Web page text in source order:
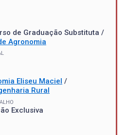
de Graduação Substituta /
Agronomia
Eliseu Maciel /
Rural
Exclusiva